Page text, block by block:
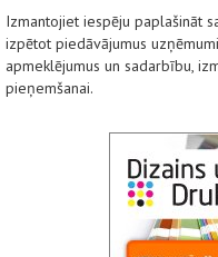
Izmantojiet iespēju paplašināt
izpētot piedāvājumus
apmeklējumus un sadarbību,
pieņemšanai.